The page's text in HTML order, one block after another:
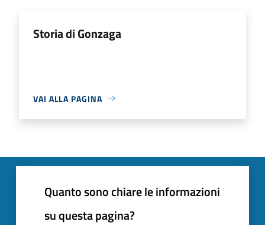
Storia di Gonzaga
VAI ALLA PAGINA
Quanto sono chiare le informazioni
su questa pagina?